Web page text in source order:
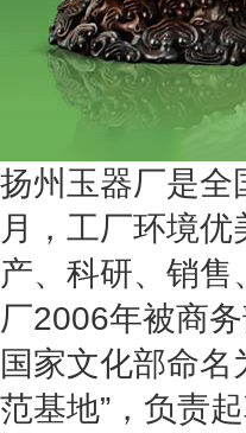
扬州玉器厂是全
月，工厂环境
产、科研、销
厂2006年被商
国家文化部命
范基地”，负责